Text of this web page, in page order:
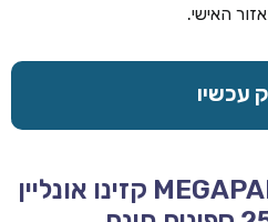
האישי.
עכשיו
MEGAPARI CASINO – 2026 קזינו אונליין